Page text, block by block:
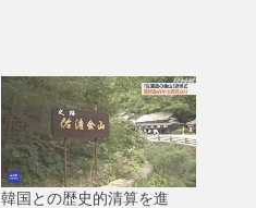
韓国との歴史的清算を進